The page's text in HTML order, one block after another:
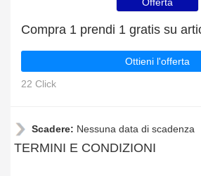
Compra 1 prendi 1 gratis su
Ottieni l'offerta
22 Click
Scadere: Nessuna data di scadenza
TERMINI E CONDIZIONI